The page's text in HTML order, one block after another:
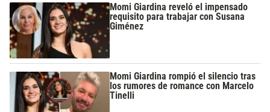
Momi Giardina reveló el impensado
requisito para trabajar con Susana
Giménez
Momi Giardina rompió el silencio tras
los rumores de romance con Marcelo
Tinelli